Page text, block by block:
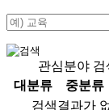
관심분야 검
대분류
중분류
검색결과가